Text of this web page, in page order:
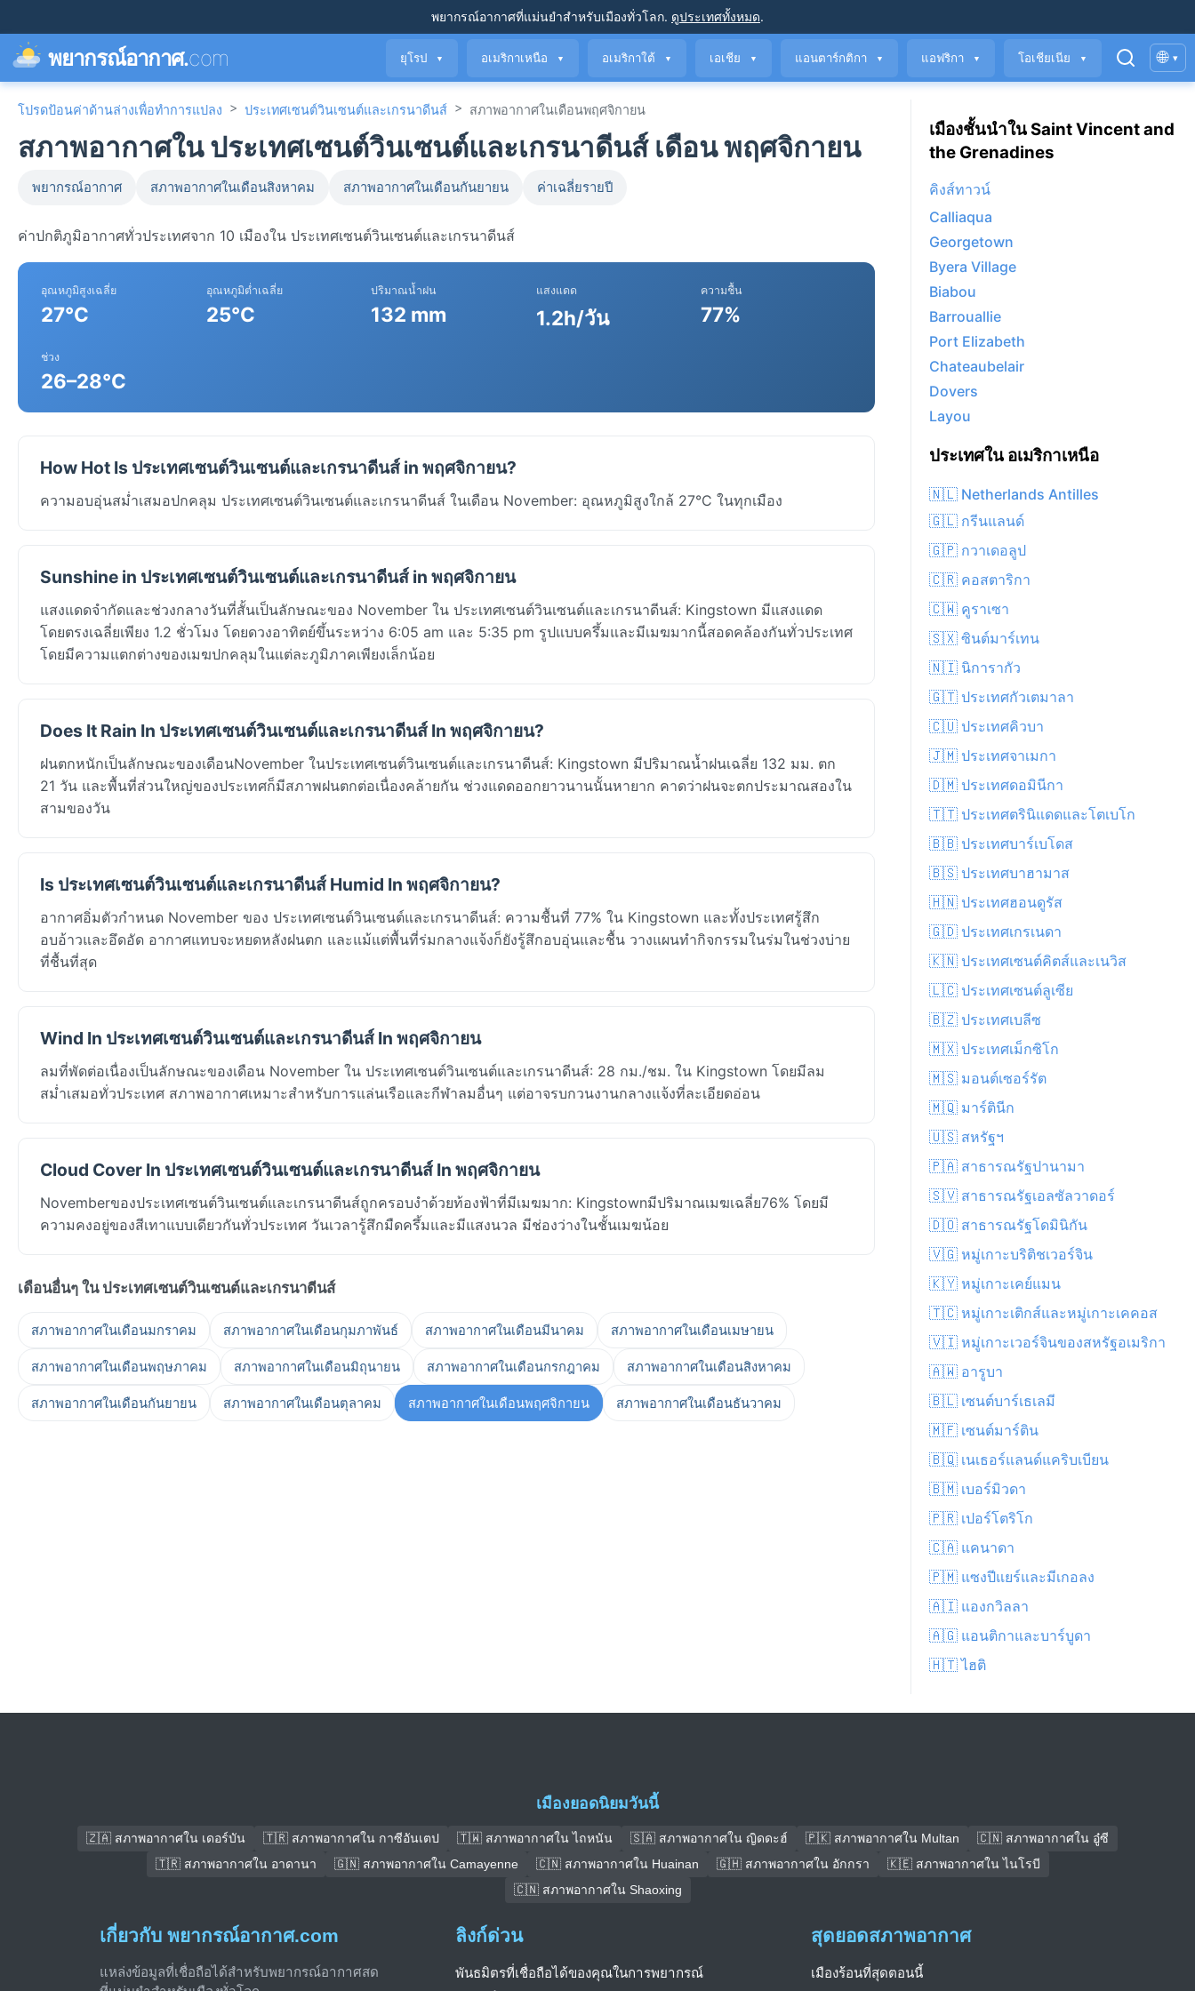
พยากรณ์อากาศที่แม่นยำสำหรับเมืองทั่วโลก. ดูประเทศทั้งหมด.
พยากรณ์อากาศ.com ยุโรป ▼ อเมริกาเหนือ ▼ อเมริกาใต้ ▼ เอเชีย ▼ แอนตาร์กติกา ▼ แอฟริกา ▼ โอเชียเนีย ▼ 🌐 ▾
โปรดป้อนค่าด้านล่างเพื่อทำการแปลง > ประเทศเซนต์วินเซนต์และเกรนาดีนส์ > สภาพอากาศในเดือนพฤศจิกายน
สภาพอากาศใน ประเทศเซนต์วินเซนต์และเกรนาดีนส์ เดือน พฤศจิกายน
พยากรณ์อากาศ สภาพอากาศในเดือนสิงหาคม สภาพอากาศในเดือนกันยายน ค่าเฉลี่ยรายปี
ค่าปกติภูมิอากาศทั่วประเทศจาก 10 เมืองใน ประเทศเซนต์วินเซนต์และเกรนาดีนส์
อุณหภูมิสูงเฉลี่ย
27°C
อุณหภูมิต่ำเฉลี่ย
25°C
ปริมาณน้ำฝน
132 mm
แสงแดด
1.2h/วัน
ความชื้น
77%
ช่วง
26–28°C
How Hot Is ประเทศเซนต์วินเซนต์และเกรนาดีนส์ in พฤศจิกายน?
ความอบอุ่นสม่ำเสมอปกคลุม ประเทศเซนต์วินเซนต์และเกรนาดีนส์ ในเดือน November: อุณหภูมิสูงใกล้ 27°C ในทุกเมือง
Sunshine in ประเทศเซนต์วินเซนต์และเกรนาดีนส์ in พฤศจิกายน
แสงแดดจำกัดและช่วงกลางวันที่สั้นเป็นลักษณะของ November ใน ประเทศเซนต์วินเซนต์และเกรนาดีนส์: Kingstown มีแสงแดด
โดยตรงเฉลี่ยเพียง 1.2 ชั่วโมง โดยดวงอาทิตย์ขึ้นระหว่าง 6:05 am และ 5:35 pm รูปแบบครึ้มและมีเมฆมากนี้สอดคล้องกันทั่วประเทศ
โดยมีความแตกต่างของเมฆปกคลุมในแต่ละภูมิภาคเพียงเล็กน้อย
Does It Rain In ประเทศเซนต์วินเซนต์และเกรนาดีนส์ In พฤศจิกายน?
ฝนตกหนักเป็นลักษณะของเดือนNovember ในประเทศเซนต์วินเซนต์และเกรนาดีนส์: Kingstown มีปริมาณน้ำฝนเฉลี่ย 132 มม. ตก
21 วัน และพื้นที่ส่วนใหญ่ของประเทศก็มีสภาพฝนตกต่อเนื่องคล้ายกัน ช่วงแดดออกยาวนานนั้นหายาก คาดว่าฝนจะตกประมาณสองใน
สามของวัน
Is ประเทศเซนต์วินเซนต์และเกรนาดีนส์ Humid In พฤศจิกายน?
อากาศอิ่มตัวกำหนด November ของ ประเทศเซนต์วินเซนต์และเกรนาดีนส์: ความชื้นที่ 77% ใน Kingstown และทั้งประเทศรู้สึก
อบอ้าวและอึดอัด อากาศแทบจะหยดหลังฝนตก และแม้แต่พื้นที่ร่มกลางแจ้งก็ยังรู้สึกอบอุ่นและชื้น วางแผนทำกิจกรรมในร่มในช่วงบ่าย
ที่ชื้นที่สุด
Wind In ประเทศเซนต์วินเซนต์และเกรนาดีนส์ In พฤศจิกายน
ลมที่พัดต่อเนื่องเป็นลักษณะของเดือน November ใน ประเทศเซนต์วินเซนต์และเกรนาดีนส์: 28 กม./ชม. ใน Kingstown โดยมีลม
สม่ำเสมอทั่วประเทศ สภาพอากาศเหมาะสำหรับการแล่นเรือและกีฬาลมอื่นๆ แต่อาจรบกวนงานกลางแจ้งที่ละเอียดอ่อน
Cloud Cover In ประเทศเซนต์วินเซนต์และเกรนาดีนส์ In พฤศจิกายน
Novemberของประเทศเซนต์วินเซนต์และเกรนาดีนส์ถูกครอบงำด้วยท้องฟ้าที่มีเมฆมาก: Kingstownมีปริมาณเมฆเฉลี่ย76% โดยมี
ความคงอยู่ของสีเทาแบบเดียวกันทั่วประเทศ วันเวลารู้สึกมืดครึ้มและมีแสงนวล มีช่องว่างในชั้นเมฆน้อย
เดือนอื่นๆ ใน ประเทศเซนต์วินเซนต์และเกรนาดีนส์
สภาพอากาศในเดือนมกราคม สภาพอากาศในเดือนกุมภาพันธ์ สภาพอากาศในเดือนมีนาคม สภาพอากาศในเดือนเมษายน
สภาพอากาศในเดือนพฤษภาคม สภาพอากาศในเดือนมิถุนายน สภาพอากาศในเดือนกรกฎาคม สภาพอากาศในเดือนสิงหาคม
สภาพอากาศในเดือนกันยายน สภาพอากาศในเดือนตุลาคม สภาพอากาศในเดือนพฤศจิกายน สภาพอากาศในเดือนธันวาคม
เมืองชั้นนำใน Saint Vincent and
the Grenadines
คิงส์ทาวน์
Calliaqua
Georgetown
Byera Village
Biabou
Barrouallie
Port Elizabeth
Chateaubelair
Dovers
Layou
ประเทศใน อเมริกาเหนือ
🇳🇱 Netherlands Antilles
🇬🇱 กรีนแลนด์
🇬🇵 กวาเดอลูป
🇨🇷 คอสตาริกา
🇨🇼 คูราเซา
🇸🇽 ซินต์มาร์เทน
🇳🇮 นิการากัว
🇬🇹 ประเทศกัวเตมาลา
🇨🇺 ประเทศคิวบา
🇯🇲 ประเทศจาเมกา
🇩🇲 ประเทศดอมินีกา
🇹🇹 ประเทศตรินิแดดและโตเบโก
🇧🇧 ประเทศบาร์เบโดส
🇧🇸 ประเทศบาฮามาส
🇭🇳 ประเทศฮอนดูรัส
🇬🇩 ประเทศเกรเนดา
🇰🇳 ประเทศเซนต์คิตส์และเนวิส
🇱🇨 ประเทศเซนต์ลูเซีย
🇧🇿 ประเทศเบลีซ
🇲🇽 ประเทศเม็กซิโก
🇲🇸 มอนต์เซอร์รัต
🇲🇶 มาร์ตินีก
🇺🇸 สหรัฐฯ
🇵🇦 สาธารณรัฐปานามา
🇸🇻 สาธารณรัฐเอลซัลวาดอร์
🇩🇴 สาธารณรัฐโดมินิกัน
🇻🇬 หมู่เกาะบริติชเวอร์จิน
🇰🇾 หมู่เกาะเคย์แมน
🇹🇨 หมู่เกาะเติกส์และหมู่เกาะเคคอส
🇻🇮 หมู่เกาะเวอร์จินของสหรัฐอเมริกา
🇦🇼 อารูบา
🇧🇱 เซนต์บาร์เธเลมี
🇲🇫 เซนต์มาร์ติน
🇧🇶 เนเธอร์แลนด์แคริบเบียน
🇧🇲 เบอร์มิวดา
🇵🇷 เปอร์โตริโก
🇨🇦 แคนาดา
🇵🇲 แซงปีแยร์และมีเกอลง
🇦🇮 แองกวิลลา
🇦🇬 แอนติกาและบาร์บูดา
🇭🇹 ไฮติ
เมืองยอดนิยมวันนี้
🇿🇦 สภาพอากาศใน เดอร์บัน 🇹🇷 สภาพอากาศใน กาซีอันเตป 🇹🇼 สภาพอากาศใน ไถหนัน 🇸🇦 สภาพอากาศใน ญิดดะฮ์ 🇵🇰 สภาพอากาศใน Multan
🇨🇳 สภาพอากาศใน อู๋ซี
🇹🇷 สภาพอากาศใน อาดานา
🇬🇳 สภาพอากาศใน Camayenne 🇨🇳 สภาพอากาศใน Huainan 🇬🇭 สภาพอากาศใน อักกรา
🇰🇪 สภาพอากาศใน ไนโรบี
🇨🇳 สภาพอากาศใน Shaoxing
เกี่ยวกับ พยากรณ์อากาศ.com
แหล่งข้อมูลที่เชื่อถือได้สำหรับพยากรณ์อากาศสด
ลิงก์ด่วน
พันธมิตรที่เชื่อถือได้ของคุณในการพยากรณ์
สุดยอดสภาพอากาศ
เมืองร้อนที่สุดตอนนี้